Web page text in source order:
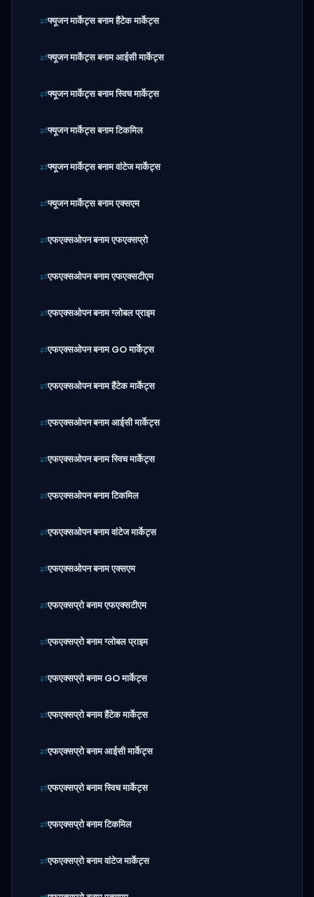
फ्यूजन मार्केट्स बनाम हैंटेक मार्केट्स
फ्यूजन मार्केट्स बनाम आईसी मार्केट्स
फ्यूजन मार्केट्स बनाम स्विच मार्केट्स
फ्यूजन मार्केट्स बनाम टिकमिल
फ्यूजन मार्केट्स बनाम वांटेज मार्केट्स
फ्यूजन मार्केट्स बनाम एक्सएम
एफएक्सओपन बनाम एफएक्सप्रो
एफएक्सओपन बनाम एफएक्सटीएम
एफएक्सओपन बनाम ग्लोबल प्राइम
एफएक्सओपन बनाम GO मार्केट्स
एफएक्सओपन बनाम हैंटेक मार्केट्स
एफएक्सओपन बनाम आईसी मार्केट्स
एफएक्सओपन बनाम स्विच मार्केट्स
एफएक्सओपन बनाम टिकमिल
एफएक्सओपन बनाम वांटेज मार्केट्स
एफएक्सओपन बनाम एक्सएम
एफएक्सप्रो बनाम एफएक्सटीएम
एफएक्सप्रो बनाम ग्लोबल प्राइम
एफएक्सप्रो बनाम GO मार्केट्स
एफएक्सप्रो बनाम हैंटेक मार्केट्स
एफएक्सप्रो बनाम आईसी मार्केट्स
एफएक्सप्रो बनाम स्विच मार्केट्स
एफएक्सप्रो बनाम टिकमिल
एफएक्सप्रो बनाम वांटेज मार्केट्स